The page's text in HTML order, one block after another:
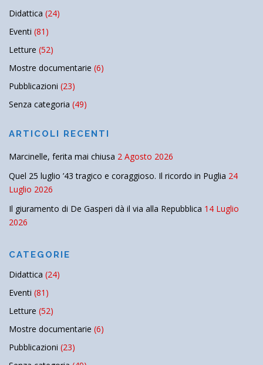
Didattica (24)
Eventi (81)
Letture (52)
Mostre documentarie (6)
Pubblicazioni (23)
Senza categoria (49)
ARTICOLI RECENTI
Marcinelle, ferita mai chiusa 2 Agosto 2026
Quel 25 luglio ’43 tragico e coraggioso. Il ricordo in Puglia 24
Luglio 2026
Il giuramento di De Gasperi dà il via alla Repubblica 14 Luglio
2026
CATEGORIE
Didattica (24)
Eventi (81)
Letture (52)
Mostre documentarie (6)
Pubblicazioni (23)